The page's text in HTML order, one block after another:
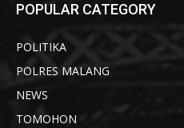
POPULAR CATEGORY
POLITIKA
POLRES MALANG
NEWS
TOMOHON